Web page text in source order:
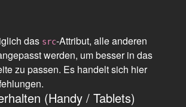
das src-Attribut, alle anderen
werden, um besser in das
zu passen. Es handelt sich hier
(Handy / Tablets)